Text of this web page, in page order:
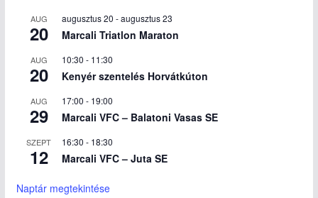
AUG
20
augusztus 20 -augusztus 23
Marcali Triatlon Maraton
AUG
20
10:30 - 11:30
Kenyér szentelés Horvátkúton
AUG
29
17:00 - 19:00
Marcali VFC – Balatoni Vasas SE
SZEPT
12
16:30 - 18:30
Marcali VFC – Juta SE
Naptár megtekintése